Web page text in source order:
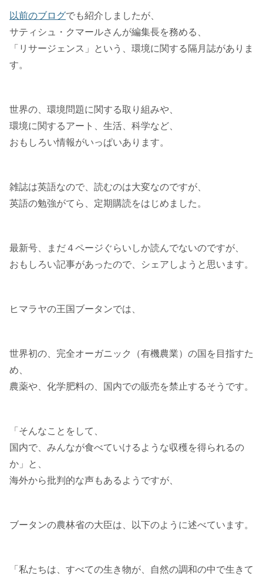
以前のブログでも紹介しましたが、
サティシュ・クマールさんが編集長を務める、
「リサージェンス」という、環境に関する隔月誌がありま
す。
世界の、環境問題に関する取り組みや、
環境に関するアート、生活、科学など、
おもしろい情報がいっぱいあります。
雑誌は英語なので、読むのは大変なのですが、
英語の勉強がてら、定期購読をはじめました。
最新号、まだ４ページぐらいしか読んでないのですが、
おもしろい記事があったので、シェアしようと思います。
ヒマラヤの王国ブータンでは、
世界初の、完全オーガニック（有機農業）の国を目指すた
め、
農薬や、化学肥料の、国内での販売を禁止するそうです。
「そんなことをして、
国内で、みんなが食べていけるような収穫を得られるの
か」と、
海外から批判的な声もあるようですが、
ブータンの農林省の大臣は、以下のように述べています。
「私たちは、すべての生き物が、自然の調和の中で生きて